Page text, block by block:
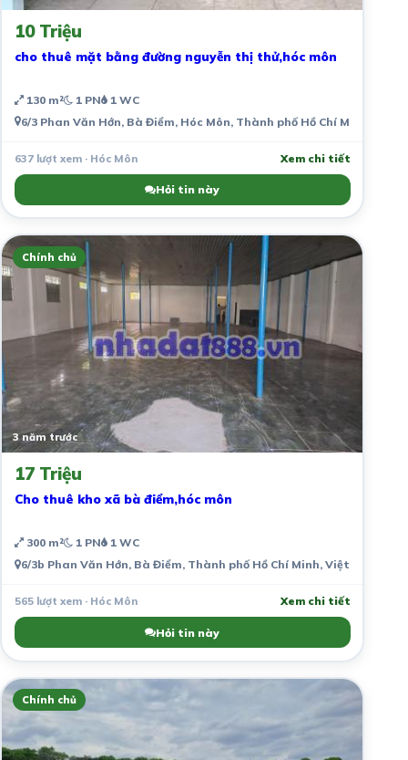
10 Triệu
cho thuê mặt bằng đường nguyễn thị thử,hóc môn
130 m² 1 PN 1 WC
6/3 Phan Văn Hớn, Bà Điểm, Hóc Môn, Thành phố Hồ Chí Minh, Việt
637 lượt xem · Hóc Môn Xem chi tiết
Hỏi tin này
Chính chủ
3 năm trước
17 Triệu
Cho thuê kho xã bà điểm,hóc môn
300 m² 1 PN 1 WC
6/3b Phan Văn Hớn, Bà Điểm, Thành phố Hồ Chí Minh, Việt Nam
565 lượt xem · Hóc Môn Xem chi tiết
Hỏi tin này
Chính chủ